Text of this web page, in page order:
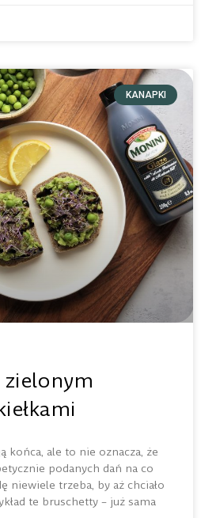
KANAPKI
końca, ale to nie oznacza, że
podanych dań na co
niewiele trzeba, by aż chciało
te bruschetty – już sama